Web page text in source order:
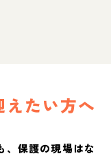
たい方へ
、保護の現場はな